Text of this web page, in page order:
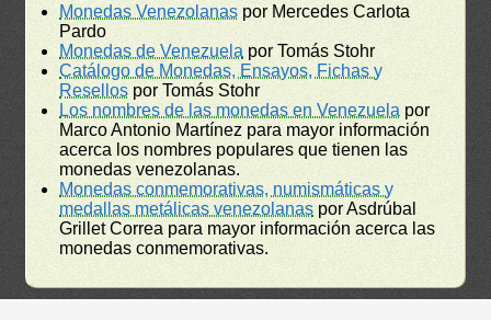
Monedas Venezolanas por Mercedes Carlota
Pardo
Monedas de Venezuela por Tomás Stohr
Catálogo de Monedas, Ensayos, Fichas y
Resellos por Tomás Stohr
Los nombres de las monedas en Venezuela por
Marco Antonio Martínez para mayor información
acerca los nombres populares que tienen las
monedas venezolanas.
Monedas conmemorativas, numismáticas y
medallas metálicas venezolanas por Asdrúbal
Grillet Correa para mayor información acerca las
monedas conmemorativas.